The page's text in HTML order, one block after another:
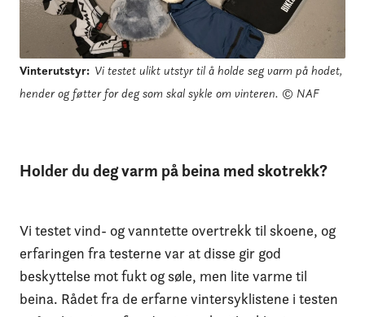
Vinterutstyr: Vi testet ulikt utstyr til å holde seg varm på hodet,
hender og føtter for deg som skal sykle om vinteren. © NAF
Holder du deg varm på beina med skotrekk?
Vi testet vind- og vanntette overtrekk til skoene, og
erfaringen fra testerne var at disse gir god
beskyttelse mot fukt og søle, men lite varme til
beina. Rådet fra de erfarne vintersyklistene i testen